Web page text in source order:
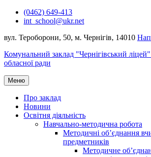
Перейти(0462) 649-413
int_school@ukr.net
вул. Тероборони, 50, м. Чернігів, 14010
Комунальний заклад "Чернігівський ліцей"
обласної ради
Меню
Про заклад
Новини
Освітня діяльність
Навчально-методична робота
Методичні об’єднання
предметників
Методичне